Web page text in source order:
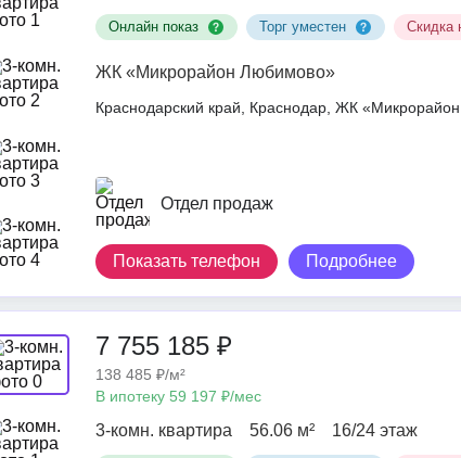
Онлайн показ Торг уместен Скидка
ЖК «Микрорайон Любимово»
Краснодарский край, Краснодар, ЖК
Отдел продаж
Показать телефон Подробнее
7 755 185 ₽
138 485 ₽/м²
В ипотеку 59 197 ₽/мес
3-комн. квартира 56.06 м² 16/24 этаж